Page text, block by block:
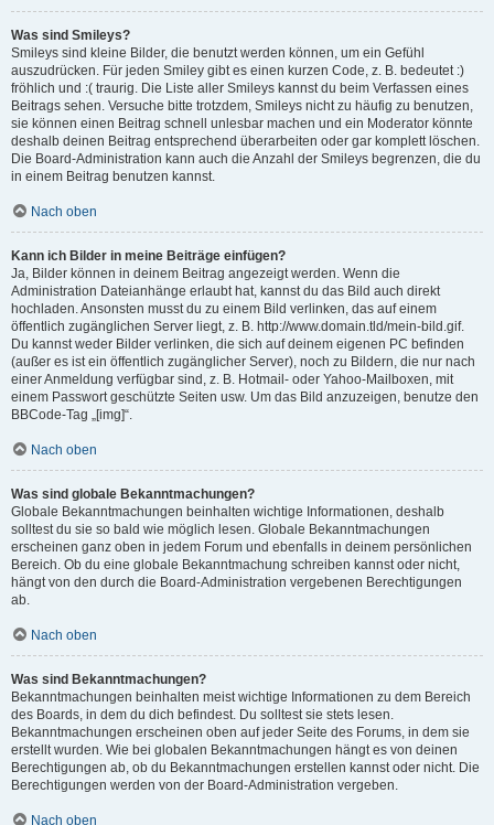
Was sind Smileys?
Smileys sind kleine Bilder, die benutzt werden können, um ein Gefühl
auszudrücken. Für jeden Smiley gibt es einen kurzen Code, z. B. bedeutet :)
fröhlich und :( traurig. Die Liste aller Smileys kannst du beim Verfassen eines
Beitrags sehen. Versuche bitte trotzdem, Smileys nicht zu häufig zu benutzen,
sie können einen Beitrag schnell unlesbar machen und ein Moderator könnte
deshalb deinen Beitrag entsprechend überarbeiten oder gar komplett löschen.
Die Board-Administration kann auch die Anzahl der Smileys begrenzen, die du
in einem Beitrag benutzen kannst.
Nach oben
Kann ich Bilder in meine Beiträge einfügen?
Ja, Bilder können in deinem Beitrag angezeigt werden. Wenn die
Administration Dateianhänge erlaubt hat, kannst du das Bild auch direkt
hochladen. Ansonsten musst du zu einem Bild verlinken, das auf einem
öffentlich zugänglichen Server liegt, z. B. http://www.domain.tld/mein-bild.gif.
Du kannst weder Bilder verlinken, die sich auf deinem eigenen PC befinden
(außer es ist ein öffentlich zugänglicher Server), noch zu Bildern, die nur nach
einer Anmeldung verfügbar sind, z. B. Hotmail- oder Yahoo-Mailboxen, mit
einem Passwort geschützte Seiten usw. Um das Bild anzuzeigen, benutze den
BBCode-Tag „[img]“.
Nach oben
Was sind globale Bekanntmachungen?
Globale Bekanntmachungen beinhalten wichtige Informationen, deshalb
solltest du sie so bald wie möglich lesen. Globale Bekanntmachungen
erscheinen ganz oben in jedem Forum und ebenfalls in deinem persönlichen
Bereich. Ob du eine globale Bekanntmachung schreiben kannst oder nicht,
hängt von den durch die Board-Administration vergebenen Berechtigungen
ab.
Nach oben
Was sind Bekanntmachungen?
Bekanntmachungen beinhalten meist wichtige Informationen zu dem Bereich
des Boards, in dem du dich befindest. Du solltest sie stets lesen.
Bekanntmachungen erscheinen oben auf jeder Seite des Forums, in dem sie
erstellt wurden. Wie bei globalen Bekanntmachungen hängt es von deinen
Berechtigungen ab, ob du Bekanntmachungen erstellen kannst oder nicht. Die
Berechtigungen werden von der Board-Administration vergeben.
Nach oben